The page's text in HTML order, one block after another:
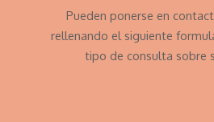
Pueden ponerse en
rellenando el siguiente
tipo de consulta sobre